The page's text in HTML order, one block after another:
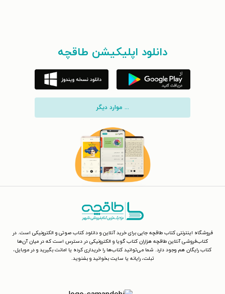
دانلود اپلیکیشن طاقچه
... موارد دیگر
فروشگاه اینترنتی کتاب طاقچه جایی برای خرید آنلاین و دانلود کتاب صوتی و الکترونیکی است. در
کتاب‌فروشی آنلاین طاقچه هزاران کتاب گویا و الکترونیکی در دسترس است که در میان آن‌ها
کتاب رایگان هم وجود دارد. شما می‌توانید کتاب‌ها را خریداری کرده یا امانت بگیرید و در موبایل،
تبلت، رایانه یا سایت بخوانید و بشنوید.